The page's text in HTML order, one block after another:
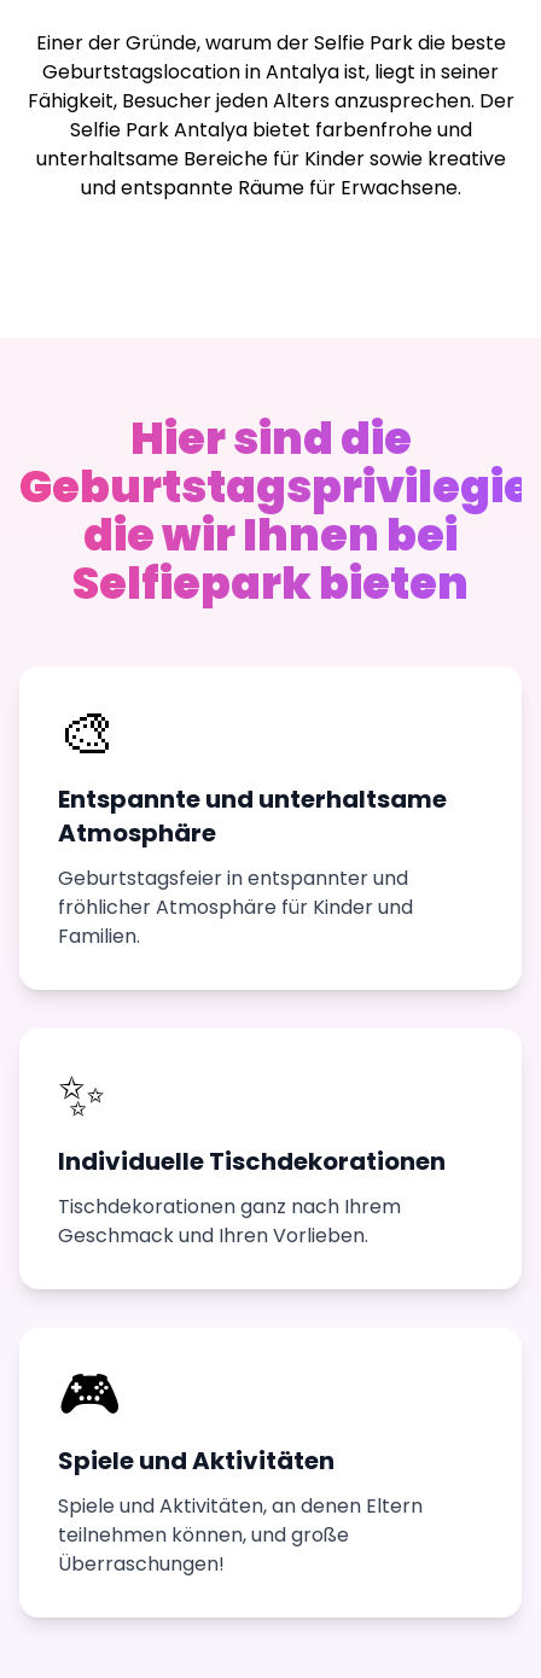
Einer der Gründe, warum der Selfie Park die beste
Geburtstagslocation in Antalya ist, liegt in seiner
Fähigkeit, Besucher jeden Alters anzusprechen. Der
Selfie Park Antalya bietet farbenfrohe und
unterhaltsame Bereiche für Kinder sowie kreative
und entspannte Räume für Erwachsene.
Hier sind die
die wir Ihnen bei
Selfiepark bieten
🎨
Entspannte und unterhaltsame
Atmosphäre
Geburtstagsfeier in entspannter und
fröhlicher Atmosphäre für Kinder und
Familien.
✨
Individuelle Tischdekorationen
Tischdekorationen ganz nach Ihrem
Geschmack und Ihren Vorlieben.
🎮
Spiele und Aktivitäten
Spiele und Aktivitäten, an denen Eltern
teilnehmen können, und große
Überraschungen!